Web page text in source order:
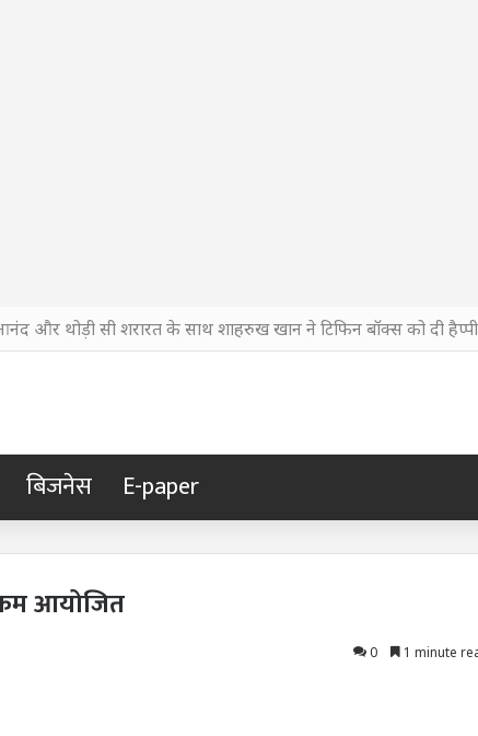
और थोड़ी सी शरारत के साथ शाहरुख खान ने टिफिन बॉक्स को दी
बिजनेस E-paper
आयोजित
0 1 minute